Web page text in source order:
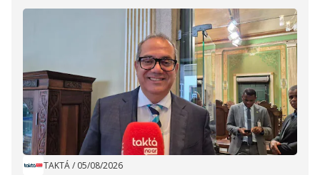
TAKTÁ/ 05/08/2026